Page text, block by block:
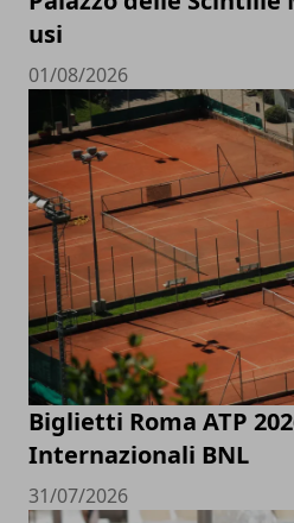
usi
01/08/2026
Biglietti Roma ATP
Internazionali BNL
31/07/2026